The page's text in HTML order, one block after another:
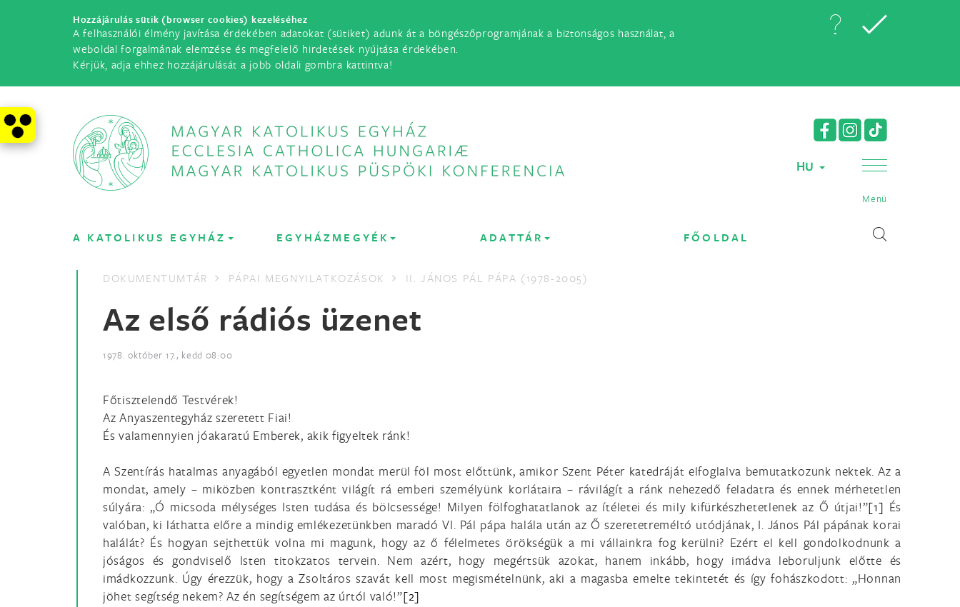
Hozzájárulás sütik (browser cookies) kezeléséhez
A felhasználói élmény javítása érdekében adatokat (sütiket) adunk át a böngészőprogramjának a biztonságos használat, a
weboldal forgalmának elemzése és megfelelő hirdetések nyújtása érdekében.
Kérjük, adja ehhez hozzájárulását a jobb oldali gombra kattintva!
HU
Menü
A KATOLIKUS EGYHÁZ EGYHÁZMEGYÉK ADATTÁR FŐOLDAL
DOKUMENTUMTÁR PÁPAI MEGNYILATKOZÁSOK II. JÁNOS PÁL PÁPA (1978-2005)
Az első rádiós üzenet
1978. október 17., kedd 08:00
Főtisztelendő Testvérek!
Az Anyaszentegyház szeretett Fiai!
És valamennyien jóakaratú Emberek, akik figyeltek ránk!
A Szentírás hatalmas anyagából egyetlen mondat merül föl most előttünk, amikor Szent Péter katedráját elfoglalva bemutatkozunk nektek. Az a
mondat, amely – miközben kontrasztként világít rá emberi személyünk korlátaira – rávilágít a ránk nehezedő feladatra és ennek mérhetetlen
súlyára: „Ó micsoda mélységes Isten tudása és bölcsessége! Milyen fölfoghatatlanok az ítéletei és mily kifürkészhetetlenek az Ő útjai!”[1] És
valóban, ki láthatta előre a mindig emlékezetünkben maradó VI. Pál pápa halála után az Ő szeretetreméltó utódjának, I. János Pál pápának korai
halálát? És hogyan sejthettük volna mi magunk, hogy az ő félelmetes örökségük a mi vállainkra fog kerülni? Ezért el kell gondolkodnunk a
jóságos és gondviselő Isten titokzatos tervein. Nem azért, hogy megértsük azokat, hanem inkább, hogy imádva leboruljunk előtte és
imádkozzunk. Úgy érezzük, hogy a Zsoltáros szavát kell most megismételnünk, aki a magasba emelte tekintetét és így fohászkodott: „Honnan
jöhet segítség nekem? Az én segítségem az úrtól való!”[2]